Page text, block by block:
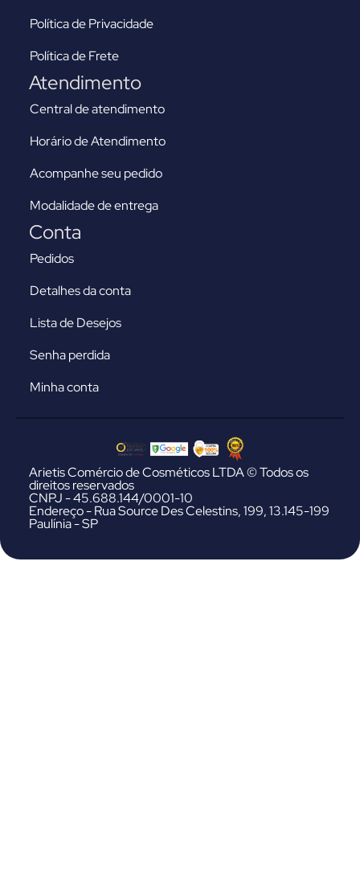
Política de Privacidade
Política de Frete
Atendimento
Central de atendimento
Horário de Atendimento
Acompanhe seu pedido
Modalidade de entrega
Conta
Pedidos
Detalhes da conta
Lista de Desejos
Senha perdida
Minha conta
Arietis Comércio de Cosméticos LTDA © Todos os
direitos reservados
CNPJ - 45.688.144/0001-10
Endereço - Rua Source Des Celestins, 199, 13.145-199
Paulínia - SP